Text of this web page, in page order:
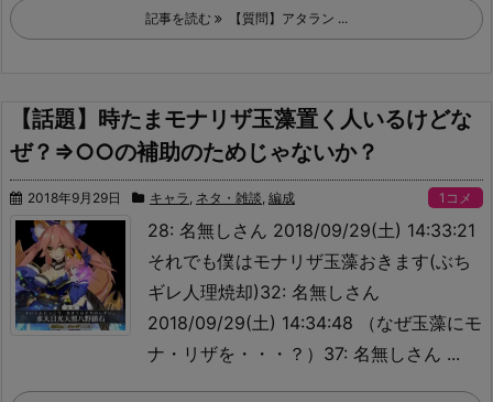
記事を読む 【質問】アタラン ...
【話題】時たまモナリザ玉藻置く人いるけどな
ぜ？⇒○○の補助のためじゃないか？
2018年9月29日 キャラ , ネタ・雑談, 編成 1コメ
28: 名無しさん 2018/09/29(土) 14:33:21
それでも僕はモナリザ玉藻おきます(ぶち
ギレ人理焼却)32: 名無しさん
2018/09/29(土) 14:34:48 （なぜ玉藻にモ
ナ・リザを・・・？）37: 名無しさん ...